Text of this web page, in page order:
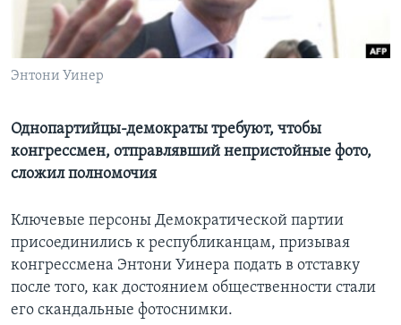
Learning English
СОЦИАЛЬНЫЕ СЕТИ
Языки
Энтони Уинер
Однопартийцы-демократы требуют, чтобы
конгрессмен, отправлявший непристойные фото,
сложил полномочия
Ключевые персоны Демократической партии
присоединились к республиканцам, призывая
конгрессмена Энтони Уинера подать в отставку
после того, как достоянием общественности стали
его скандальные фотоснимки.